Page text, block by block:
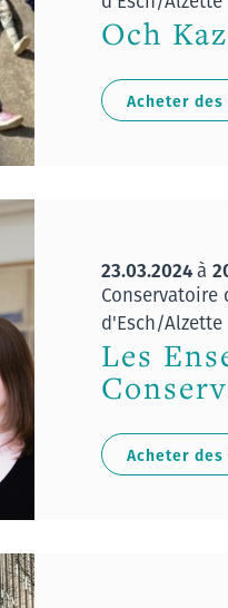
Och
Acheter
23.03.2024à
d'Esch/Alzette
Les
Acheter